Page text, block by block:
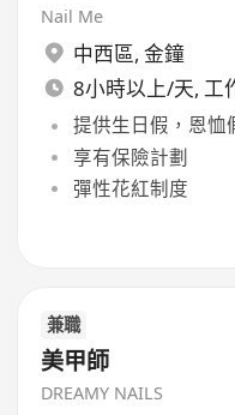
Nail Me
中西區, 金鐘
8小時以上/天, 工
提供生日假，恩恤
享有保險計劃
彈性花紅制度
兼職
美甲師
DREAMY NAILS